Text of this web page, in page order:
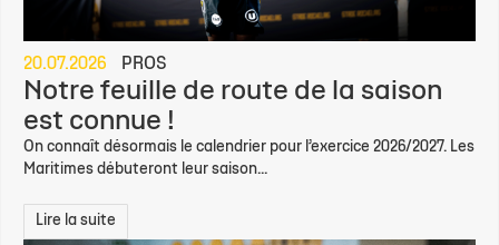
20.07.2026 PROS
Notre feuille de route de la saison
est connue !
On connaît désormais le calendrier pour l’exercice 2026/2027. Les
Maritimes débuteront leur saison...
Lire la suite